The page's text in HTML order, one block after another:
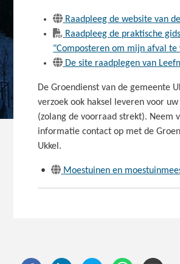
Raadpleeg de website van
Raadpleeg de praktische gids
"Composteren om mijn afval
De site raadplegen van
De Groendienst van de gemeente
verzoek ook haksel leveren voor
(zolang de voorraad strekt). Neem
informatie contact op met de
Ukkel.
• Moestuinen en